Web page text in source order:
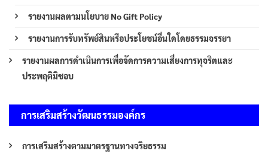
รายงานผลตามนโยบาย No Gift Policy
รายงานการรับทรัพย์สินหรือประโยชน์อื่นใดโดยธรรมจรรยา
รายงานผลการดำเนินการเพื่อจัดการความเสี่ยงการทุจริตและ
ประพฤติมิชอบ
การเสริมสร้างวัฒนธรรมองค์กร
การเสริมสร้างตามมาตรฐานทางจริยธรรม